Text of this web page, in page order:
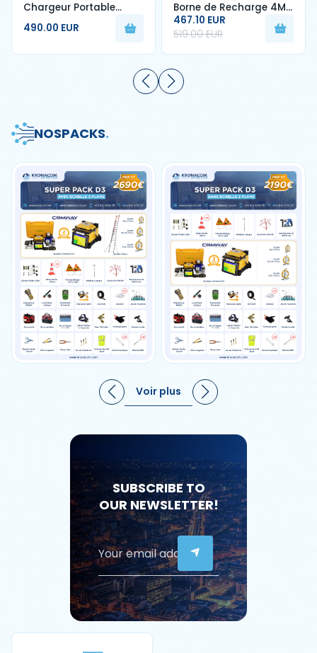
Chargeur Portable
Voiture Électrique –
Type 2 – 3,68 kW –
IP65 – Réglable 6A à
490.00 EUR
Borne de Recharge 4M
ELEC 7 kW – Type 2 –
32A – Câble 5 m – RFID
467.10 EUR
519.00 EUR
NOSPACKS.
Voir plus
SUBSCRIBE TO
OUR NEWSLETTER!